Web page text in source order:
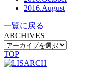
2016.August
一覧に戻る
ARCHIVES
TOP